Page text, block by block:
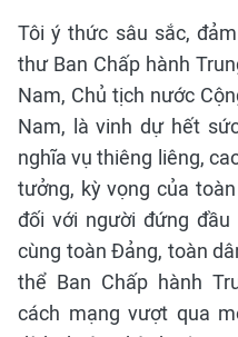
Tôi ý thức sâu sắc,
thư Ban Chấp hành
Nam, Chủ tịch nước
Nam, là vinh dự hết
nghĩa vụ thiêng liêng,
tưởng, kỳ vọng của
đối với người đứng
cùng toàn Đảng, toàn
thể Ban Chấp hành
cách mạng vượt qua